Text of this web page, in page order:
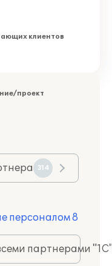
клиентов
проект
314
персоналом 8
партнерами